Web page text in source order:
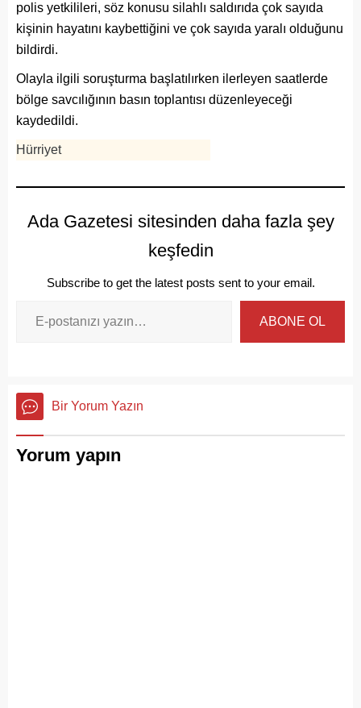
polis yetkilileri, söz konusu silahlı saldırıda çok sayıda
kişinin hayatını kaybettiğini ve çok sayıda yaralı olduğunu
bildirdi.
Olayla ilgili soruşturma başlatılırken ilerleyen saatlerde
bölge savcılığının basın toplantısı düzenleyeceği
kaydedildi.
Hürriyet
Ada Gazetesi sitesinden daha fazla şey
keşfedin
Subscribe to get the latest posts sent to your email.
ABONE OL
Bir Yorum Yazın
Yorum yapın